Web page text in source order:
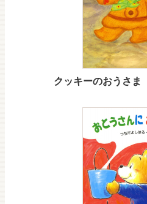
クッキーのおうさ